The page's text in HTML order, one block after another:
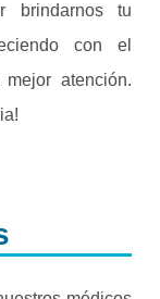
brindarnos tu
con el
atención.